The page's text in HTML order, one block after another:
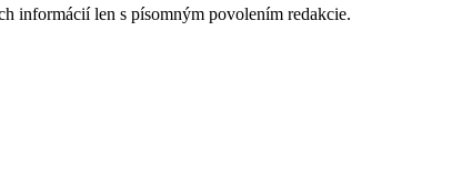
informácií len s písomným povolením redakcie.